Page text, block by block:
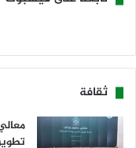
ثقافة